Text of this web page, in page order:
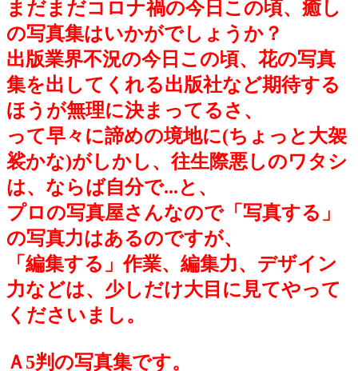
まだまだコロナ禍の今日この頃、癒し
の写真集はいかがでしょうか？
出版業界不況の今日この頃、花の写真
集を出してくれる出版社など期待する
ほうが無理に決まってるさ、
って早々に諦めの境地に(ちょっと大袈
裟かな)がしかし、往生際悪しのワタシ
は、ならば自分で...と、
プロの写真屋さんなので「写真する」
の写真力はあるのですが、
「編集する」作業、編集力、デザイン
力などは、少しだけ大目に見てやって
くださいまし。
Ａ5判の写真集です。